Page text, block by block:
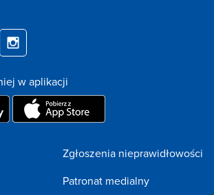
w aplikacji
Zgłoszenia nieprawidłowości
Patronat medialny